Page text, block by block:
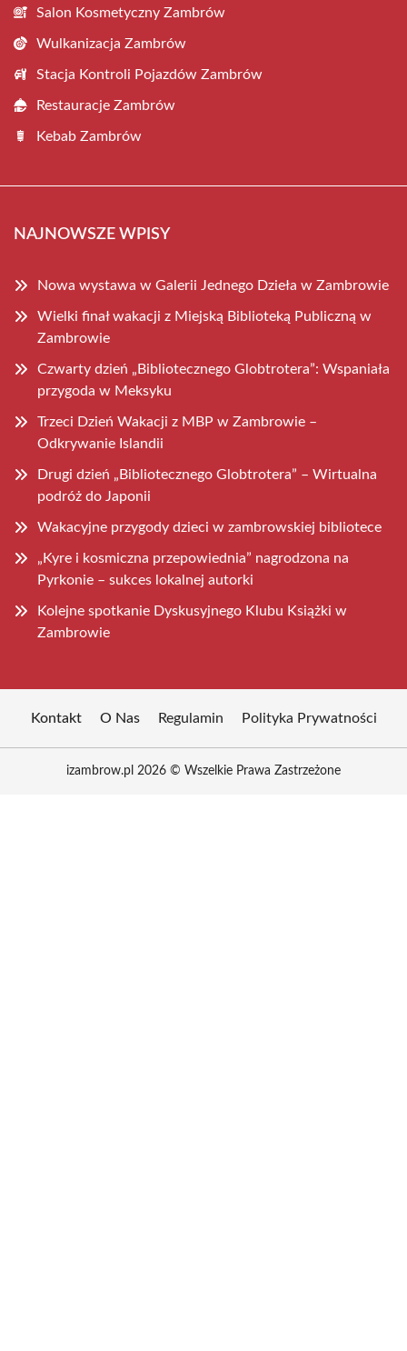
Salon Kosmetyczny Zambrów
Wulkanizacja Zambrów
Stacja Kontroli Pojazdów Zambrów
Restauracje Zambrów
Kebab Zambrów
NAJNOWSZE WPISY
Nowa wystawa w Galerii Jednego Dzieła w Zambrowie
Wielki finał wakacji z Miejską Biblioteką Publiczną w
Zambrowie
Czwarty dzień „Bibliotecznego Globtrotera”: Wspaniała
przygoda w Meksyku
Trzeci Dzień Wakacji z MBP w Zambrowie –
Odkrywanie Islandii
Drugi dzień „Bibliotecznego Globtrotera” – Wirtualna
podróż do Japonii
Wakacyjne przygody dzieci w zambrowskiej bibliotece
„Kyre i kosmiczna przepowiednia” nagrodzona na
Pyrkonie – sukces lokalnej autorki
Kolejne spotkanie Dyskusyjnego Klubu Książki w
Zambrowie
Kontakt O Nas Regulamin Polityka Prywatności
izambrow.pl 2026 © Wszelkie Prawa Zastrzeżone